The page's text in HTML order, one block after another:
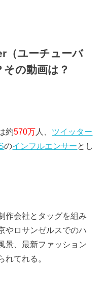
（ユーチューバ
の動画は？
約570万 人、 ツイッター
のインフルエンサーとし
作会社とタッグを組み
やロサンゼルスでのハ
景、最新ファッション
れてれる。